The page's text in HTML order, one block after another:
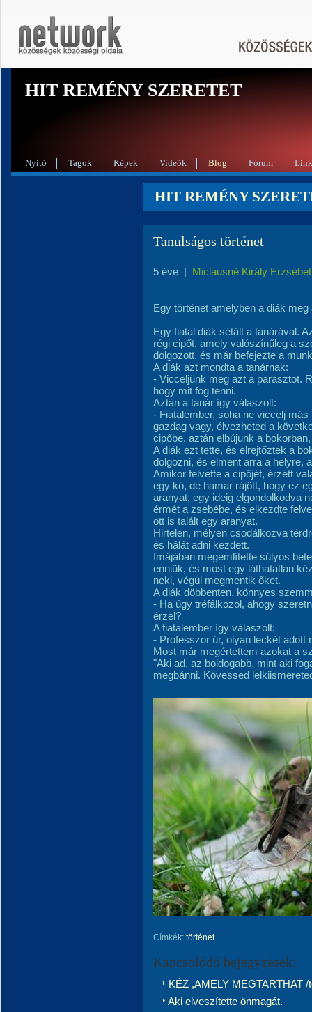
HIT REMÉNY SZERETET
Nyitó Tagok Képek Videók Blog Fórum
HIT REMÉNY
Tanulságos történet
5 éve | Miclausné Király Erzsébet
Egy történet amelyben a diák
Egy fiatal diák sétált a tanárával.
régi cipőt, amely valószínűleg a
dolgozott, és már befejezte a
A diák azt mondta a tanárnak:
- Vicceljünk meg azt a parasztot.
hogy mit fog tenni.
Aztán a tanár így válaszolt:
- Fiatalember, soha ne viccelj
gazdag vagy, élvezheted a
cipőbe, aztán elbújunk a
A diák ezt tette, és elrejtőztek a
dolgozni, és elment arra a helyre,
Amikor felvette a cipőjét, érzett
egy kő, de hamar rájött, hogy ez
aranyat, egy ideig elgondolkodva
érmét a zsebébe, és elkezdte
ott is talált egy aranyat.
Hirtelen, mélyen csodálkozva
és hálát adni kezdett.
Imájában megemlítette súlyos
enniük, és most egy láthatatlan
neki, végül megmentik őket.
A diák döbbenten, könnyes
- Ha úgy tréfálkozol, ahogy
érzel?
A fiatalember így válaszolt:
- Professzor úr, olyan leckét adott
Most már megértettem azokat a
"Aki ad, az boldogabb, mint aki
megbánni. Kövessed
Címkék: történet
Kapcsolódó bejegyzések:
KÉZ ,AMELY MEGTARTHAT /
Aki elveszítette önmagát.